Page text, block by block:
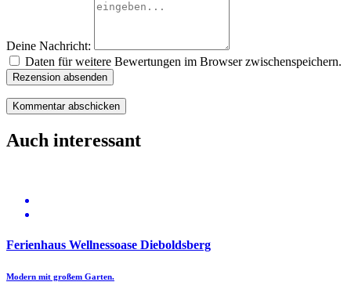
Deine Nachricht:
Daten für weitere Bewertungen im Browser zwischenspeichern.
Rezension absenden
Auch interessant
Ferienhaus Wellnessoase Dieboldsberg
Modern mit großem Garten.